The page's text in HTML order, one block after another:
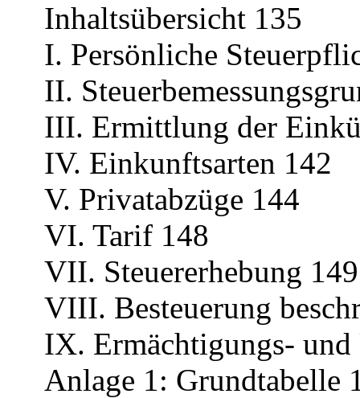
Inhaltsübersicht 135
I. Persönliche
II.
III. Ermittlung der
IV. Einkunftsarten 142
V. Privatabzüge 144
VI. Tarif 148
VII. Steuererhebung 149
VIII. Besteuerung
IX. Ermächtigungs-
Anlage 1: Grundtabelle